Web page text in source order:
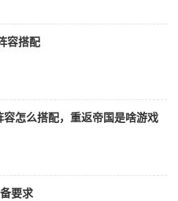
容搭配
容怎么搭配，重返帝国是啥游戏
要求